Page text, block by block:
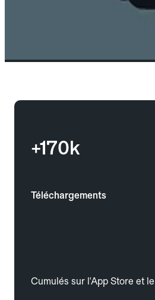
+170k
Téléchargements
Cumulés sur l'App Store et